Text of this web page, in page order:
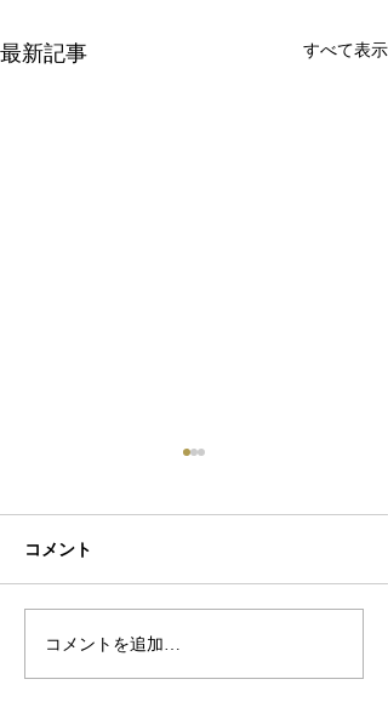
最新記事 すべて表示
初ネイル
コメント
コメントを追加…